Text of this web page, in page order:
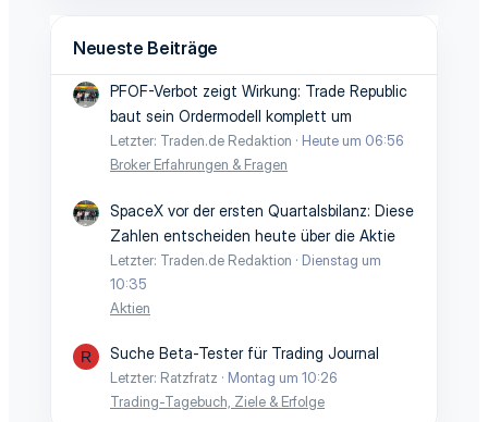
Neueste Beiträge
PFOF-Verbot zeigt Wirkung: Trade Republic
baut sein Ordermodell komplett um
Letzter: Traden.de Redaktion
Heute um 06:56
Broker Erfahrungen & Fragen
SpaceX vor der ersten Quartalsbilanz: Diese
Zahlen entscheiden heute über die Aktie
Letzter: Traden.de Redaktion
Dienstag um
10:35
Aktien
R Suche Beta-Tester für Trading Journal
Letzter: Ratzfratz
Montag um 10:26
Trading-Tagebuch, Ziele & Erfolge